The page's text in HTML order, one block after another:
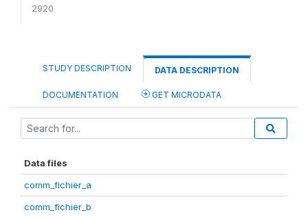
2920
STUDY DESCRIPTION DATA DESCRIPTION
DOCUMENTATION GET MICRODATA
Data files
comm_fichier_a
comm_fichier_b